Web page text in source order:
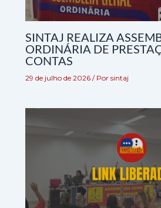
SINTAJ REALIZA
ORDINÁRIA DE
CONTAS
29 de julho de 2026 / Por sintaj